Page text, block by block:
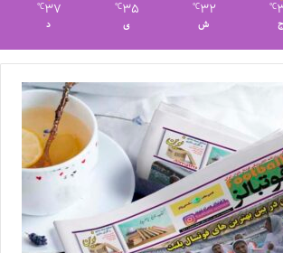
℃
ج
32
℃
ش
35
℃
ی
37
℃
د